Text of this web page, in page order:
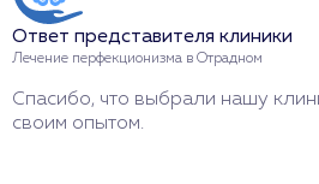
Ответ представителя клиники
Лечение перфекционизма в Отрадном
Спасибо, что выбрали нашу
своим опытом.